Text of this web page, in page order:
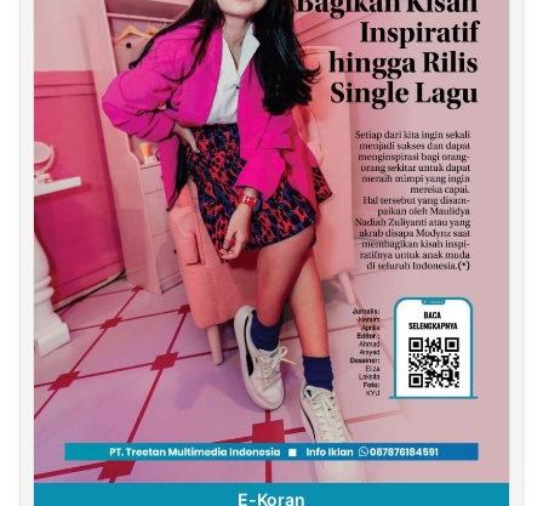
E-Koran